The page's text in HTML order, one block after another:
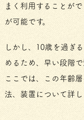
まく利用することが
が可能です。
しかし、10歳を過ぎ
めるため、早い段階
ここでは、この年齢
法、装置について詳し